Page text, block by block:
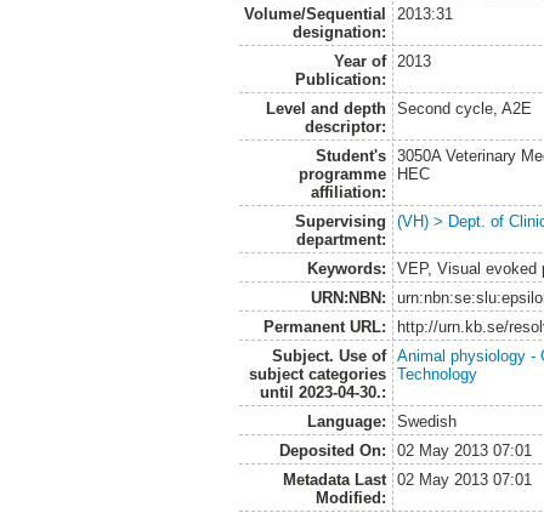
Volume/Sequential
designation:
2013:31
Year of
Publication:
2013
Level and depth
descriptor:
Second cycle, A2E
Student's
programme
affiliation:
3050A Veterinary
HEC
Supervising
department:
(VH) > Dept. of
Keywords:
VEP, Visual evoked
URN:NBN:
Permanent URL:
http://urn.kb.se/
Subject. Use of
subject categories
until 2023-04-30.:
Animal physiology -
Technology
Language:
Swedish
Deposited On:
02 May 2013 07:01
Metadata Last
Modified:
02 May 2013 07:01